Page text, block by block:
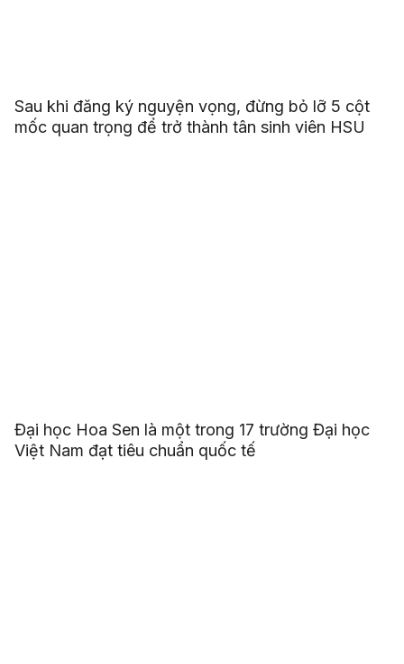
Sau khi đăng ký nguyện vọng, đừng bỏ lỡ 5 cột
mốc quan trọng để trở thành tân sinh viên HSU
Đại học Hoa Sen là một trong 17 trường Đại học
Việt Nam đạt tiêu chuẩn quốc tế